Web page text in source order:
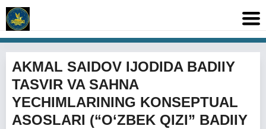
AKMAL SAIDOV IJODIDA BADIIY
TASVIR VA SAHNA
YECHIMLARINING KONSEPTUAL
ASOSLARI (“O‘ZBEK QIZI” BADIIY